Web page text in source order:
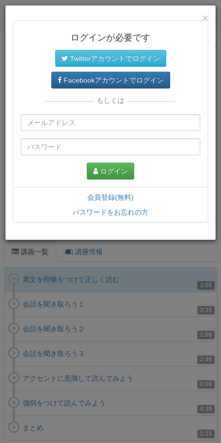
サイトトップに戻る
プレミアム会員では、教材がダウンロードでき、快適な動画
再生環境が提供されます。
講義一覧 講座情報
3:00
英文を抑揚をつけて正しく読む
3:31
会話を聞き取ろう１
2:08
会話を聞き取ろう２
2:46
会話を聞き取ろう３
4:06
アクセントに意識して読んでみよう
4:39
強弱をつけて読んでみよう
1:15
まとめ
×
ログインが必要です
Twitterアカウントでログイン
Facebookアカウントでログイン
もしくは
ログイン
会員登録(無料)
パスワードをお忘れの方